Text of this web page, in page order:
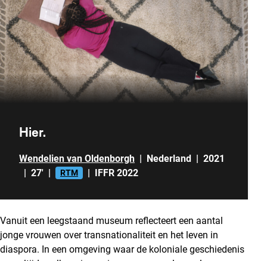
Hier.
Wendelien van Oldenborgh | Nederland | 2021
| 27' | RTM | IFFR 2022
Vanuit een leegstaand museum reflecteert een aantal
jonge vrouwen over transnationaliteit en het leven in
diaspora. In een omgeving waar de koloniale geschiedenis